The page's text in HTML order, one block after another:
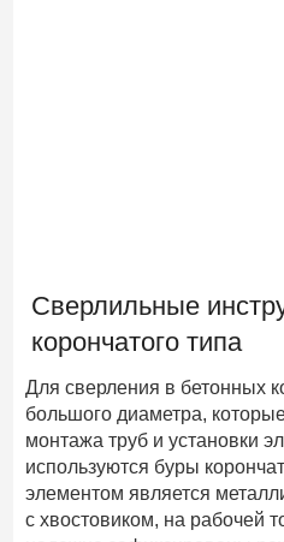
Сверлильные
корончатого типа
Для сверления в бетонных
большого диаметра,
монтажа труб и установки
используются буры
элементом является
с хвостовиком, на рабочей